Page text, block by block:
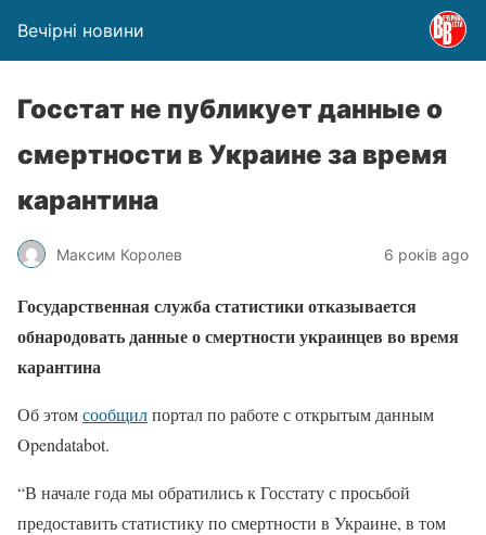
Вечірні новини
Госстат не публикует данные о
смертности в Украине за время
карантина
Максим Королев 6 років ago
Государственная служба статистики отказывается
обнародовать данные о смертности украинцев во время
карантина
Об этомсообщилпортал по работе с открытым данным
Opendatabot.
“В начале года мы обратились к Госстату с просьбой
предоставить статистику по смертности в Украине, в том